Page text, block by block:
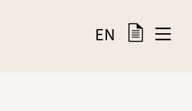
EN